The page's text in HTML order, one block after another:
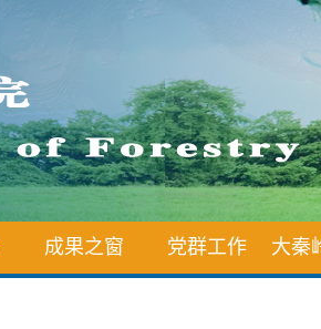
成果之窗 党群工作 大秦